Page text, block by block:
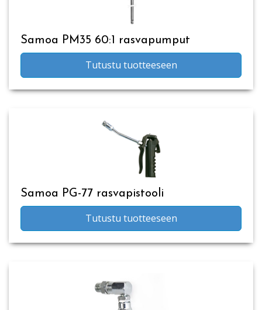
Samoa PM35 60:1 rasvapumput
Tutustu tuotteeseen
Samoa PG-77 rasvapistooli
Tutustu tuotteeseen